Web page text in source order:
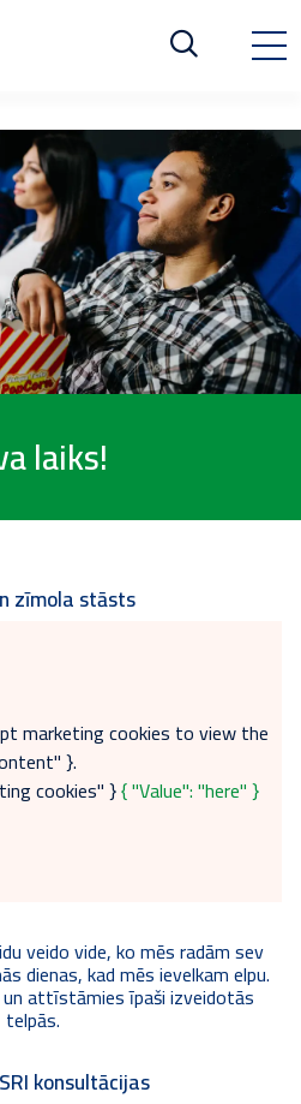
laiks!
zīmola stāsts
marketing cookies to view the
}.
cookies" }{ "Value": "here" }
veido vide, ko mēs radām sev
dienas, kad mēs ievelkam elpu.
attīstāmies īpaši izveidotās
telpās.
konsultācijas